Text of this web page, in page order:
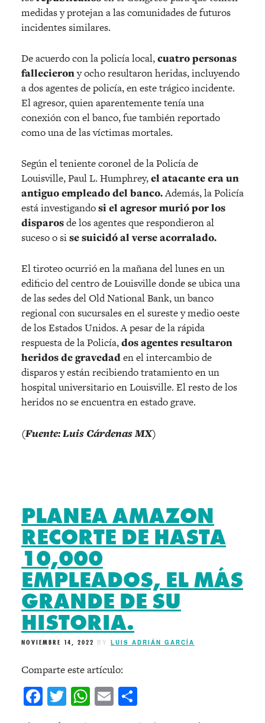
medidas y protejan a las comunidades de futuros
incidentes similares.
De acuerdo con la policía local,cuatro personas
fallecierony ocho resultaron heridas, incluyendo
a dos agentes de policía, en este trágico incidente.
El agresor, quien aparentemente tenía una
conexión con el banco, fue también reportado
como una de las víctimas mortales.
Según el teniente coronel de la Policía de
Louisville, Paul L. Humphrey,el atacante era un
antiguo empleado del banco.Además, la Policía
está investigandosi el agresor murió por los
disparosde los agentes que respondieron al
suceso o sise suicidó al verse acorralado.
El tiroteo ocurrió en la mañana del lunes en un
edificio del centro de Louisville donde se ubica una
de las sedes del Old National Bank, un banco
regional con sucursales en el sureste y medio oeste
de los Estados Unidos. A pesar de la rápida
respuesta de la Policía,dos agentes resultaron
heridos de gravedaden el intercambio de
disparos y están recibiendo tratamiento en un
hospital universitario en Louisville. El resto de los
heridos no se encuentra en estado grave.
(Fuente: Luis Cárdenas MX)
PLANEA AMAZON
RECORTE DE HASTA
10,000
EMPLEADOS, EL MÁS
GRANDE DE SU
HISTORIA.
NOVIEMBRE 14, 2022 BY LUIS ADRIÁN GARCÍA
Comparte este artículo:
Facebook
Twitter
WhatsApp
Email